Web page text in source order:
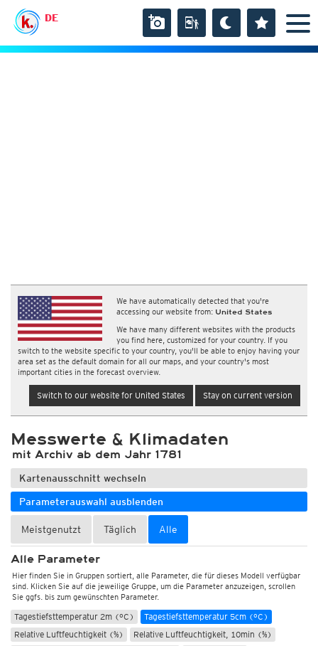
DE
We have automatically detected that you're
accessing our website from: United States
We have many different websites with the products
you find here, customized for your country. If you
switch to the website specific to your country, you'll be able to enjoy having your
area set as the default domain for all our maps, and your country's most
important cities in the forecast overview.
Switch to our website for United States Stay on current version
Messwerte & Klimadaten
mit Archiv ab dem Jahr 1781
Kartenausschnitt wechseln
Parameterauswahl ausblenden
Meistgenutzt Täglich Alle
Alle Parameter
Hier finden Sie in Gruppen sortiert, alle Parameter, die für dieses Modell verfügbar
sind. Klicken Sie auf die jeweilige Gruppe, um die Parameter anzuzeigen, scrollen
Sie ggfs. bis zum gewünschten Parameter.
Wetter, Luftdruck
Temperatur und Luftfeuchtigkeit
Temperatur 2m (°C)
Temperatur 2m, 10min (°C)
Temperatur 5cm, 10min (°C)
Max. Temperatur 2m, 12std (°C)
Max. Temperatur 2m, 12std, alle 10min (°C)
Min. Temperatur 2m, 12std (°C)
Min. Temperatur 2m, 12std, alle 10min (°C)
Tageshöchsttemperatur 2m (°C)
Durchschnittstemperatur 2m (°C)
Tagestiefsttemperatur 2m (°C)
Tagestiefsttemperatur 5cm (°C)
Relative Luftfeuchtigkeit (%)
Relative Luftfeuchtigkeit, 10min (%)